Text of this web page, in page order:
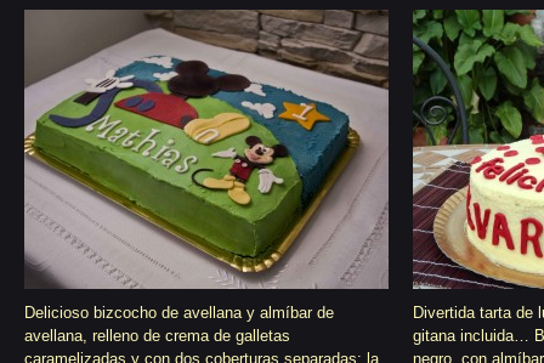
Delicioso bizcocho de avellana y almíbar de
avellana, relleno de crema de galletas
caramelizadas y con dos coberturas separadas: la
Divertida tarta de
gitana incluida…
negro, con